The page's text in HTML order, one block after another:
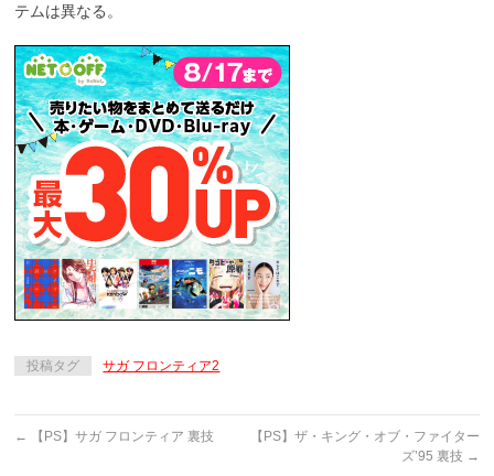
テムは異なる。
投稿タグ サガ フロンティア2
← 【PS】サガ フロンティア 裏技
【PS】ザ・キング・オブ・ファイター
ズ’95 裏技 →